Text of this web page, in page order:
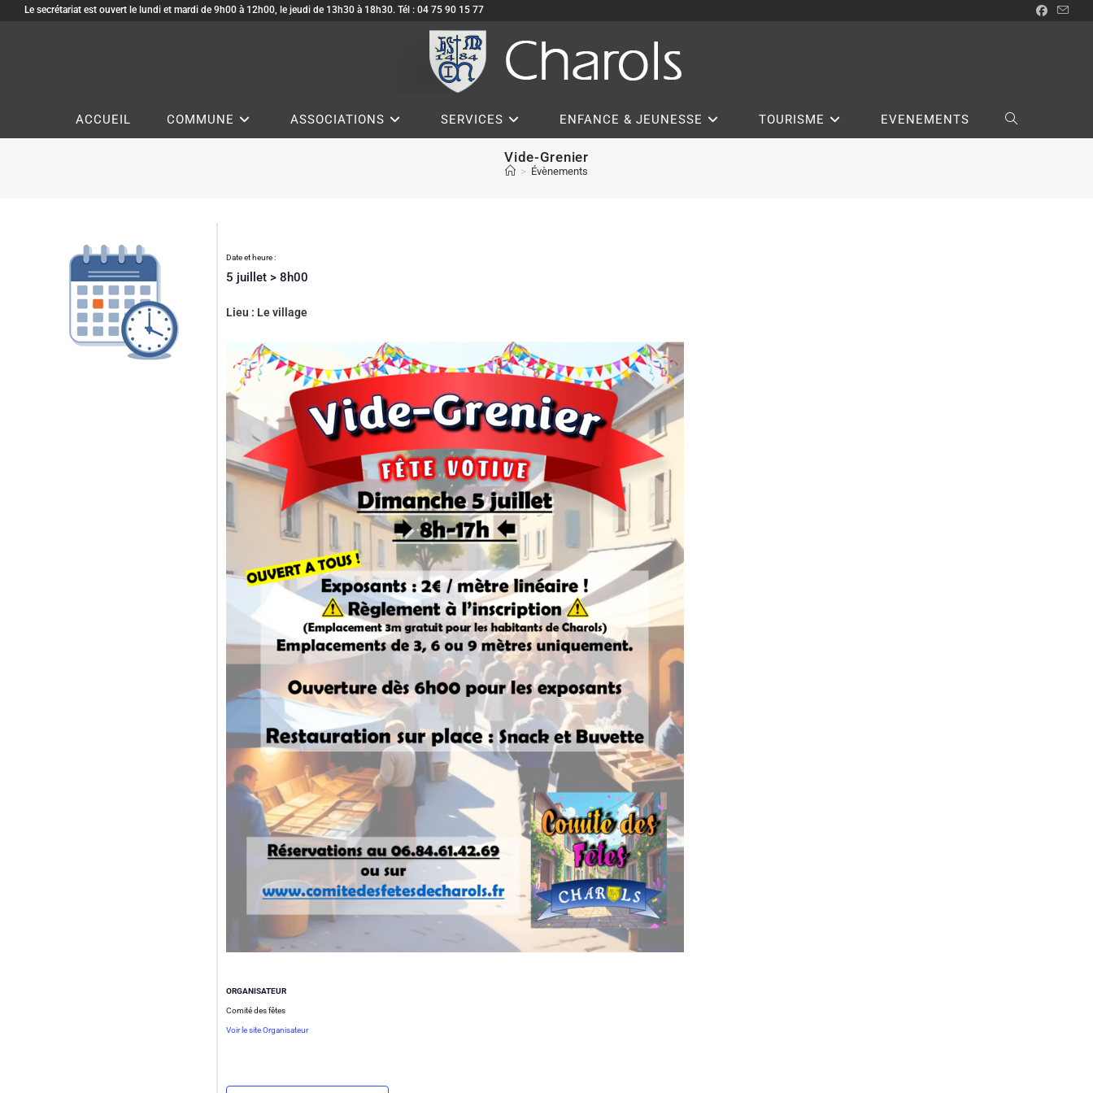
Le secrétariat est ouvert le lundi et mardi de 9h00 à 12h00, le jeudi de 13h30 à 18h30. Tél : 04 75 90 15 77
ACCUEIL COMMUNE ASSOCIATIONS SERVICES ENFANCE & JEUNESSE TOURISME EVENEMENTS
Vide-Grenier
> Évènements
Date et heure :
5 juillet > 8h00
Lieu : Le village
ORGANISATEUR
Comité des fêtes
Voir le site Organisateur